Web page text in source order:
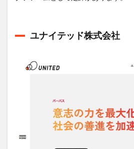
ユナイテッド株式会社